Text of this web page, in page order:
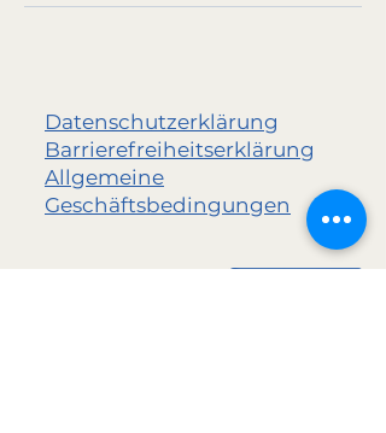
Datenschutzerklärung
Barrierefreiheitserklärung
Allgemeine
Geschäftsbedingungen